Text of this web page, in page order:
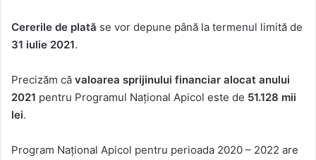
Cererile de plată se vor depune până la termenul limită de
31 iulie 2021.
Precizăm că valoarea sprijinului financiar alocat anului
2021 pentru Programul Naţional Apicol este de 51.128 mii
lei.
Program Naţional Apicol pentru perioada 2020 – 2022 are